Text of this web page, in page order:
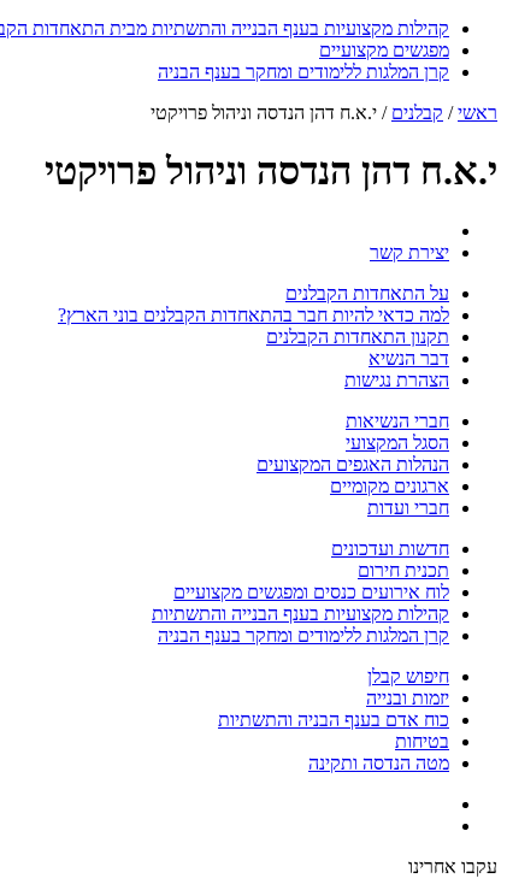
קהילות מקצועיות בענף הבנייה והתשתיות מבית התאחדות
מפגשים מקצועיים
קרן המלגות ללימודים ומחקר בענף הבניה
ראשי/ קבלנים / י.א.ח דהן הנדסה וניהול פרויקטי
י.א.ח דהן הנדסה וניהול פרויקטי
יצירת קשר
על התאחדות הקבלנים
למה כדאי להיות חבר בהתאחדות הקבלנים בוני הארץ?
תקנון התאחדות הקבלנים
דבר הנשיא
הצהרת נגישות
חברי הנשיאות
הסגל המקצועי
הנהלות האגפים המקצועים
ארגונים מקומיים
חברי ועדות
חדשות ועדכונים
תכנית חירום
לוח אירועים כנסים ומפגשים מקצועיים
קהילות מקצועיות בענף הבנייה והתשתיות
קרן המלגות ללימודים ומחקר בענף הבניה
חיפוש קבלן
יזמות ובנייה
כוח אדם בענף הבניה והתשתיות
בטיחות
מטה הנדסה ותקינה
עקבו אחרינו